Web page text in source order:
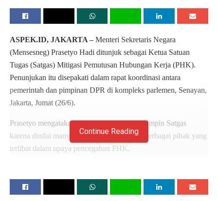
ASPEK.ID, JAKARTA – Menteri Sekretaris Negara
(Mensesneg) Prasetyo Hadi ditunjuk sebagai Ketua Satuan
Tugas (Satgas) Mitigasi Pemutusan Hubungan Kerja (PHK).
Penunjukan itu disepakati dalam rapat koordinasi antara
pemerintah dan pimpinan DPR di kompleks parlemen, Senayan,
Jakarta, Jumat (26/6).
Prasetyo mengatakan dirinya dipercaya memimpin Satgas
karena dinilai mampu menjadi penghubung berbagai pihak yang
terlibat dalam upaya pencegahan PHK.
Mitigasi PHK oleh karena dianggap dapat menjembatani
berbagai pihak dan berbagai stakeholder (pemangku
Continue Reading